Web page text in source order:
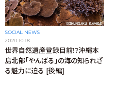
SOCIAL NEWS
2020.10.18
世界自然遺産登録目前!?沖縄本
島北部「やんばる」の海の知られざ
る魅力に迫る [後編]